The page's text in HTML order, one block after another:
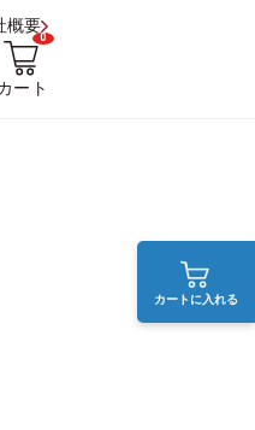
概要
ート
0
カートに入れる